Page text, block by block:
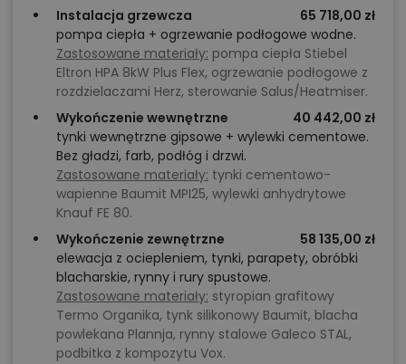
Instalacja grzewcza
65 718,00 zł
pompa ciepła + ogrzewanie podłogowe wodne.
Zastosowane materiały: pompa ciepła Stiebel
Eltron HPA 8kW Plus Flex, ogrzewanie podłogowe z
rozdzielaczami Herz, sterowanie Salus/Heatmiser.
Wykończenie wewnętrzne
40 442,00 zł
tynki wewnętrzne gipsowe + wylewki cementowe.
Bez gładzi, farb, podłóg i drzwi.
Zastosowane materiały: tynki cementowo-
wapienne Baumit MPI25, wylewki anhydrytowe
Knauf FE 80.
Wykończenie zewnętrzne
58 135,00 zł
elewacja z ociepleniem, tynki, parapety, obróbki
blacharskie, rynny i rury spustowe.
Zastosowane materiały: styropian grafitowy
Termo Organika, tynk silikonowy Baumit, blacha
powlekana Plannja, rynny stalowe Galeco STAL,
podbitka z kompozytu Vox.